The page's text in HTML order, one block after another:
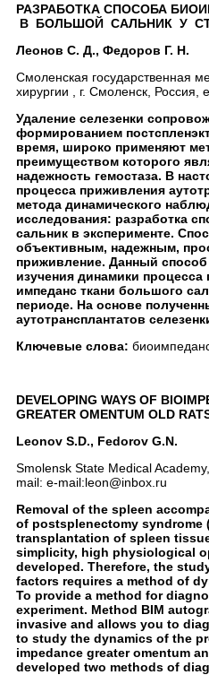
РАЗРАБОТКА СПОСОБА
В БОЛЬШОЙ САЛЬНИК У
Леонов С. Д., Федоров Г. Н.
Смоленская государственная
хирургии , г. Смоленск, Россия,
Удаление селезенки
формированием
время, широко применяют
преимуществом которого
надежность гемостаза. В
процесса приживления
метода динамического
исследования: разработка
сальник в эксперименте.
объективным, надежным,
приживление. Данный
изучения динамики
импеданс ткани большого
периоде. На основе
аутотрансплантатов
Ключевые слова:
DEVELOPING WAYS OF
GREATER OMENTUM OLD
Leonov S.D., Fedorov G.N.
Smolensk State Medical
mail: e-mail:leon@inbox.ru
Removal of the spleen
of postsplenectomy syndrome
transplantation of spleen
simplicity, high physiological
developed. Therefore, the
factors requires a method of
To provide a method for
experiment. Method BIM
invasive and allows you to
to study the dynamics of the
impedance greater omentum
developed two methods of